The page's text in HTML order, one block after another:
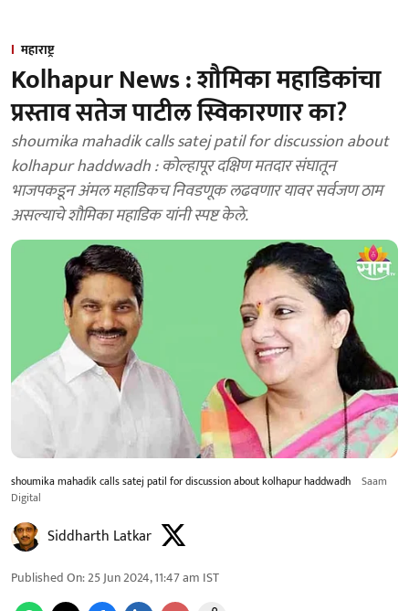
महाराष्ट्र
Kolhapur News : शौमिका महाडिकांचा
प्रस्ताव सतेज पाटील स्विकारणार का?
shoumika mahadik calls satej patil for discussion about
kolhapur haddwadh : कोल्हापूर दक्षिण मतदार संघातून
भाजपकडून अंमल महाडिकच निवडणूक लढवणार यावर सर्वजण ठाम
असल्याचे शाैमिका महाडिक यांनी स्पष्ट केले.
shoumika mahadik calls satej patil for discussion about kolhapur haddwadh Saam
Digital
Siddharth Latkar
Published On:25 Jun 2024, 11:47 am IST